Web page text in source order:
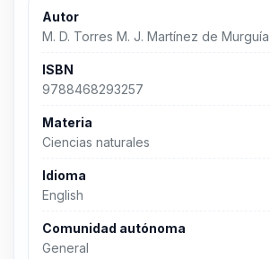
Autor
M. D. Torres M. J. Martínez de Murguía
ISBN
9788468293257
Materia
Ciencias naturales
Idioma
English
Comunidad autónoma
General